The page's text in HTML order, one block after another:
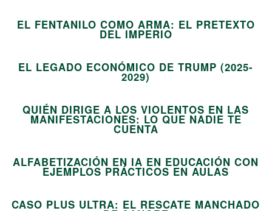
EL FENTANILO COMO ARMA: EL PRETEXTO
DEL IMPERIO
EL LEGADO ECONÓMICO DE TRUMP (2025-
2029)
QUIÉN DIRIGE A LOS VIOLENTOS EN LAS
MANIFESTACIONES: LO QUE NADIE TE
CUENTA
ALFABETIZACIÓN EN IA EN EDUCACIÓN CON
EJEMPLOS PRÁCTICOS EN AULAS
CASO PLUS ULTRA: EL RESCATE MANCHADO